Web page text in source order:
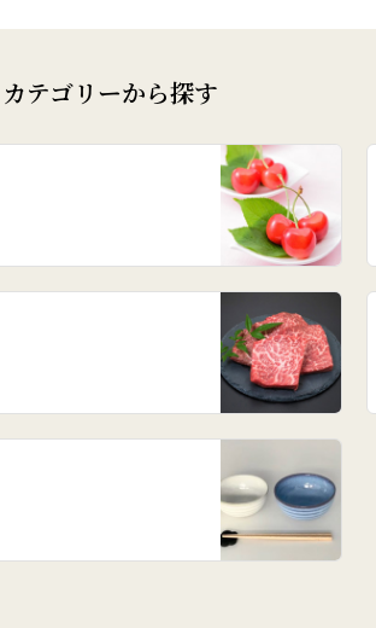
カテゴリーから探す